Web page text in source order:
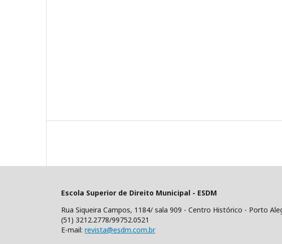
Escola Superior de Direito Municipal - ESDM
Rua Siqueira Campos, 1184/ sala 909 - Centro Histórico - Porto
(51) 3212.2778/99752.0521
E-mail: revista@esdm.com.br